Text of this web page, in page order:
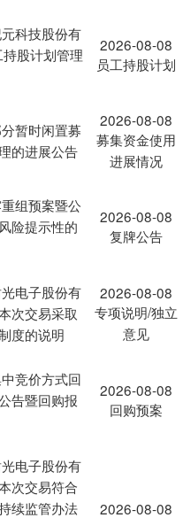
科技股份有
股计划管理
2026-08-08
员工持股计划
暂时闲置募
的进展公告
2026-08-08
募集资金使用
进展情况
组预案暨公
险提示性的
2026-08-08
复牌公告
电子股份有
次交易采取
度的说明
2026-08-08
专项说明/独立
意见
竞价方式回
告暨回购报
2026-08-08
回购预案
电子股份有
次交易符合
续监管办法
2026-08-08